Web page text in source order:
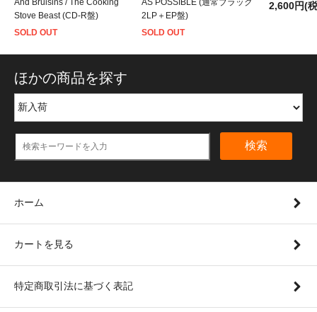
And Bruisins / The Cooking
Stove Beast (CD-R盤)
SOLD OUT
AS POSSIBLE (通常ブラック
2LP＋EP盤)
SOLD OUT
2,600円(
ほかの商品を探す
検索
ホーム
カートを見る
特定商取引法に基づく表記